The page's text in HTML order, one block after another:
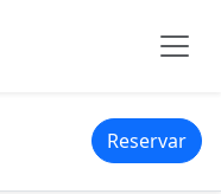
Reservar